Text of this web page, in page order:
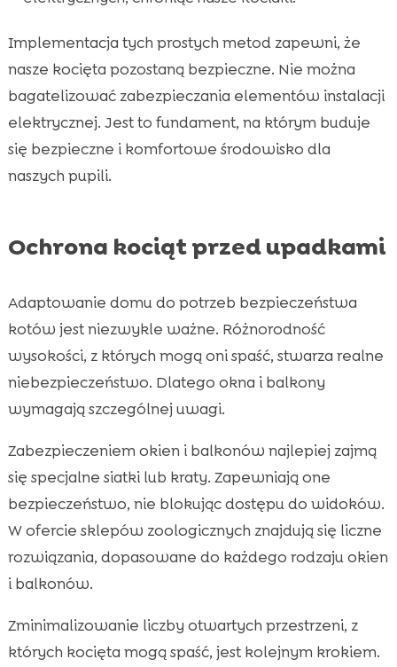
Implementacja tych prostych metod zapewni, że
nasze kocięta pozostaną bezpieczne. Nie można
bagatelizować zabezpieczania elementów instalacji
elektrycznej. Jest to fundament, na którym buduje
się bezpieczne i komfortowe środowisko dla
naszych pupili.
Ochrona kociąt przed upadkami
Adaptowanie domu do potrzeb bezpieczeństwa
kotów jest niezwykle ważne. Różnorodność
wysokości, z których mogą oni spaść, stwarza realne
niebezpieczeństwo. Dlatego okna i balkony
wymagają szczególnej uwagi.
Zabezpieczeniem okien i balkonów najlepiej zajmą
się specjalne siatki lub kraty. Zapewniają one
bezpieczeństwo, nie blokując dostępu do widoków.
W ofercie sklepów zoologicznych znajdują się liczne
rozwiązania, dopasowane do każdego rodzaju okien
i balkonów.
Zminimalizowanie liczby otwartych przestrzeni, z
których kocięta mogą spaść, jest kolejnym krokiem.